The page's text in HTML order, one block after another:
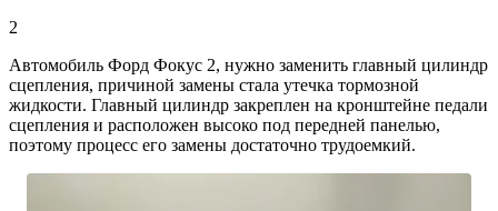
2
Автомобиль Форд Фокус 2, нужно заменить главный цилиндр
сцепления, причиной замены стала утечка тормозной
жидкости. Главный цилиндр закреплен на кронштейне педали
сцепления и расположен высоко под передней панелью,
поэтому процесс его замены достаточно трудоемкий.